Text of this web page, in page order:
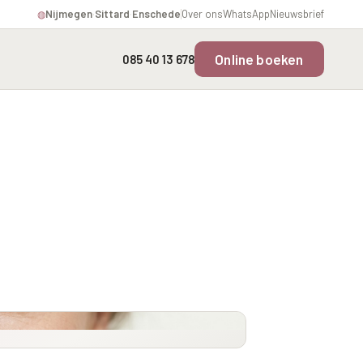
◍Nijmegen·Sittard·EnschedeOver onsWhatsAppNieuwsbrief
085 40 13 678 Online boeken